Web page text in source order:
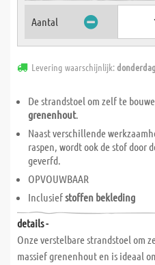
Aantal
Levering waarschijnlijk:
De strandstoel om zelf te
grenenhout.
Naast verschillende
raspen, wordt ook de stof door
geverfd.
OPVOUWBAAR
Inclusiefstoffen bekleding
details -
Onze verstelbare strandstoel om
massief grenenhout en is ideaal